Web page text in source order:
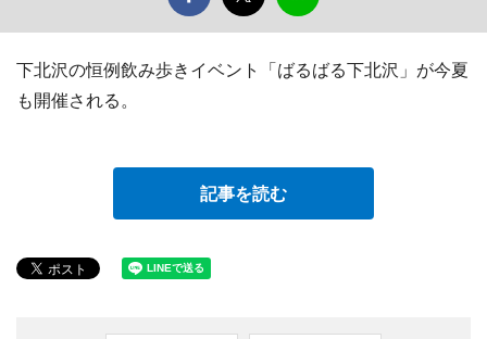
下北沢の恒例飲み歩きイベント「ばるばる下北沢」が今夏
も開催される。
記事を読む